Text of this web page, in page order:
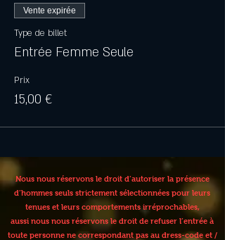
Vente expirée
Type de billet
Entrée Femme Seule
Prix
15,00 €
Nous nous réservons le droit d’autoriser la présence
d’hommes seuls strictement sélectionnées pour leurs
tenues et leurs comportements irréprochables,
aussi nous nous réservons le droit de refuser l’entrée à
toute personne ne correspondant pas au dress-code et /